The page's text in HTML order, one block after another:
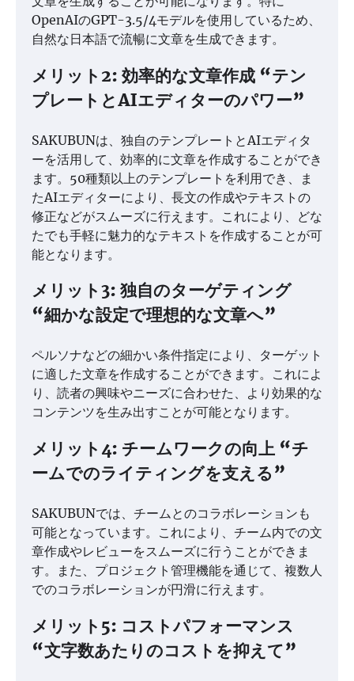
OpenAIのGPT-3.5/4モデルを使用しているため、
自然な日本語で流暢に文章を生成できます。
メリット2: 効率的な文章作成 “テン
プレートとAIエディターのパワー”
SAKUBUNは、独自のテンプレートとAIエディタ
ーを活用して、効率的に文章を作成することができ
ます。50種類以上のテンプレートを利用でき、ま
たAIエディターにより、長文の作成やテキストの
修正などがスムーズに行えます。これにより、どな
たでも手軽に魅力的なテキストを作成することが可
能となります。
メリット3: 独自のターゲティング
“細かな設定で理想的な文章へ”
ペルソナなどの細かい条件指定により、ターゲット
に適した文章を作成することができます。これによ
り、読者の興味やニーズに合わせた、より効果的な
コンテンツを生み出すことが可能となります。
メリット4: チームワークの向上 “チ
ームでのライティングを支える”
SAKUBUNでは、チームとのコラボレーションも
可能となっています。これにより、チーム内での文
章作成やレビューをスムーズに行うことができま
す。また、プロジェクト管理機能を通じて、複数人
でのコラボレーションが円滑に行えます。
メリット5: コストパフォーマンス
“文字数あたりのコストを抑えて”